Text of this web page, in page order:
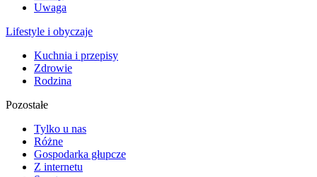
Uwaga
Lifestyle i obyczaje
Kuchnia i przepisy
Zdrowie
Rodzina
Pozostałe
Tylko u nas
Różne
Gospodarka głupcze
Z internetu